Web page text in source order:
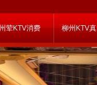
荤KTV消费 柳州KTV